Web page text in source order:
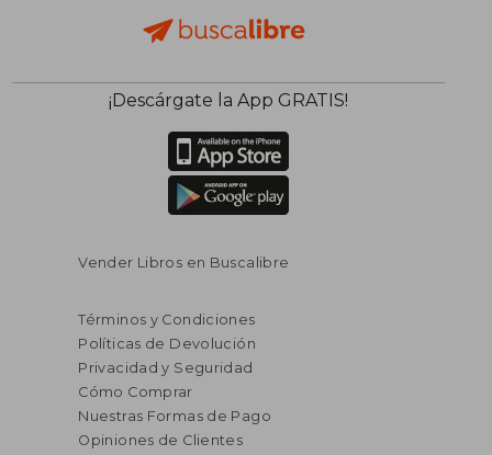
¡Descárgate la App GRATIS!
Vender Libros en Buscalibre
Términos y Condiciones
Políticas de Devolución
Privacidad y Seguridad
Cómo Comprar
Nuestras Formas de Pago
Opiniones de Clientes